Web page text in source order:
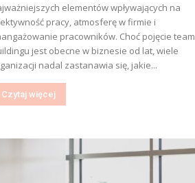
elementów wpływających na
pracy, atmosferę w firmie i
pracowników. Choć pojęcie team
jest obecne w biznesie od lat, wiele
nadal zastanawia się, jakie...
Czytaj więcej